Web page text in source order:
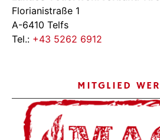
Florianistraße 1
A-6410 Telfs
Tel.: +43 5262 6912
MITGLIED